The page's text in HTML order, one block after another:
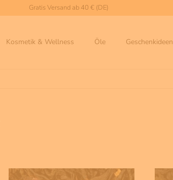
Gratis Versand ab 40 € (DE)
Kosmetik & Wellness Öle Geschenkideen